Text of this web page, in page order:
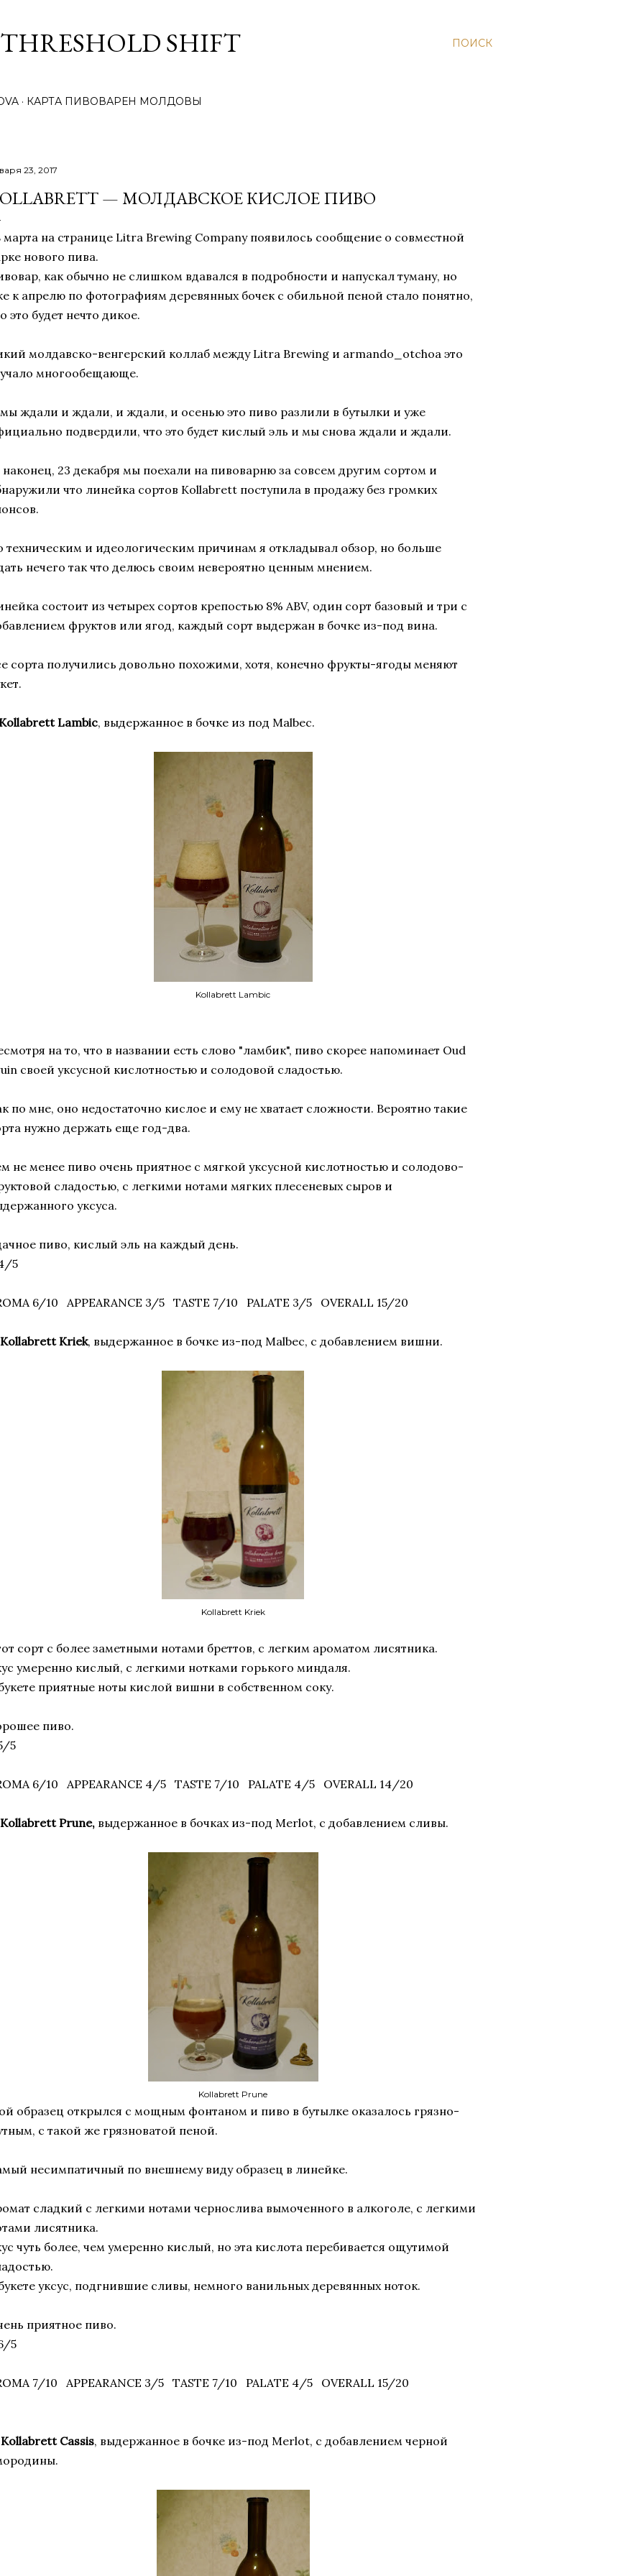
ПОИСК
SHIFT
КАРТА ПИВОВАРЕН МОЛДОВЫ
23, 2017
— МОЛДАВСКОЕ КИСЛОЕ ПИВО
марта на странице Litra Brewing Company появилось сообщение о совместной
нового пива.
как обычно не слишком вдавался в подробности и напускал туману, но
к апрелю по фотографиям деревянных бочек с обильной пеной стало понятно,
это будет нечто дикое.
молдавско-венгерский коллаб между Litra Brewing и armando_otchoa это
многообещающе.
ждали и ждали, и ждали, и осенью это пиво разлили в бутылки и уже
подвердили, что это будет кислый эль и мы снова ждали и ждали.
23 декабря мы поехали на пивоварню за совсем другим сортом и
что линейка сортов Kollabrett поступила в продажу без громких
техническим и идеологическим причинам я откладывал обзор, но больше
нечего так что делюсь своим невероятно ценным мнением.
состоит из четырех сортов крепостью 8% ABV, один сорт базовый и три с
фруктов или ягод, каждый сорт выдержан в бочке из-под вина.
сорта получились довольно похожими, хотя, конечно фрукты-ягоды меняют
Lambic, выдержанное в бочке из под Malbec.
Kollabrett Lambic
на то, что в названии есть слово "ламбик", пиво скорее напоминает Oud
своей уксусной кислотностью и солодовой сладостью.
по мне, оно недостаточно кислое и ему не хватает сложности. Вероятно такие
нужно держать еще год-два.
не менее пиво очень приятное с мягкой уксусной кислотностью и солодово-
сладостью, с легкими нотами мягких плесеневых сыров и
уксуса.
пиво, кислый эль на каждый день.
5
6/10 APPEARANCE 3/5 TASTE 7/10 PALATE 3/5 OVERALL 15/20
Kriek, выдержанное в бочке из-под Malbec, с добавлением вишни.
Kollabrett Kriek
сорт с более заметными нотами бреттов, с легким ароматом лисятника.
умеренно кислый, с легкими нотками горького миндаля.
приятные ноты кислой вишни в собственном соку.
пиво.
5
6/10 APPEARANCE 4/5 TASTE 7/10 PALATE 4/5 OVERALL 14/20
Prune, выдержанное в бочках из-под Merlot, с добавлением сливы.
Kollabrett Prune
образец открылся с мощным фонтаном и пиво в бутылке оказалось грязно-
с такой же грязноватой пеной.
несимпатичный по внешнему виду образец в линейке.
сладкий с легкими нотами чернослива вымоченного в алкоголе, с легкими
лисятника.
чуть более, чем умеренно кислый, но эта кислота перебивается ощутимой
уксус, подгнившие сливы, немного ванильных деревянных ноток.
приятное пиво.
5
7/10 APPEARANCE 3/5 TASTE 7/10 PALATE 4/5 OVERALL 15/20
Cassis, выдержанное в бочке из-под Merlot, с добавлением черной